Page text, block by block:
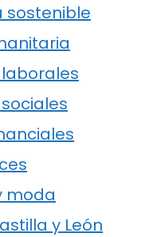
sostenible
moda
y León